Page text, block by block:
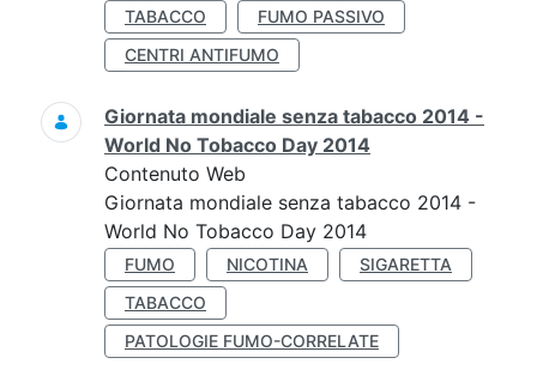
TABACCO
FUMO PASSIVO
CENTRI ANTIFUMO
Giornata mondiale senza tabacco 2014 -
World No Tobacco Day 2014
Contenuto Web
Giornata mondiale senza tabacco 2014 -
World No Tobacco Day 2014
FUMO NICOTINA
SIGARETTA
TABACCO
PATOLOGIE FUMO-CORRELATE